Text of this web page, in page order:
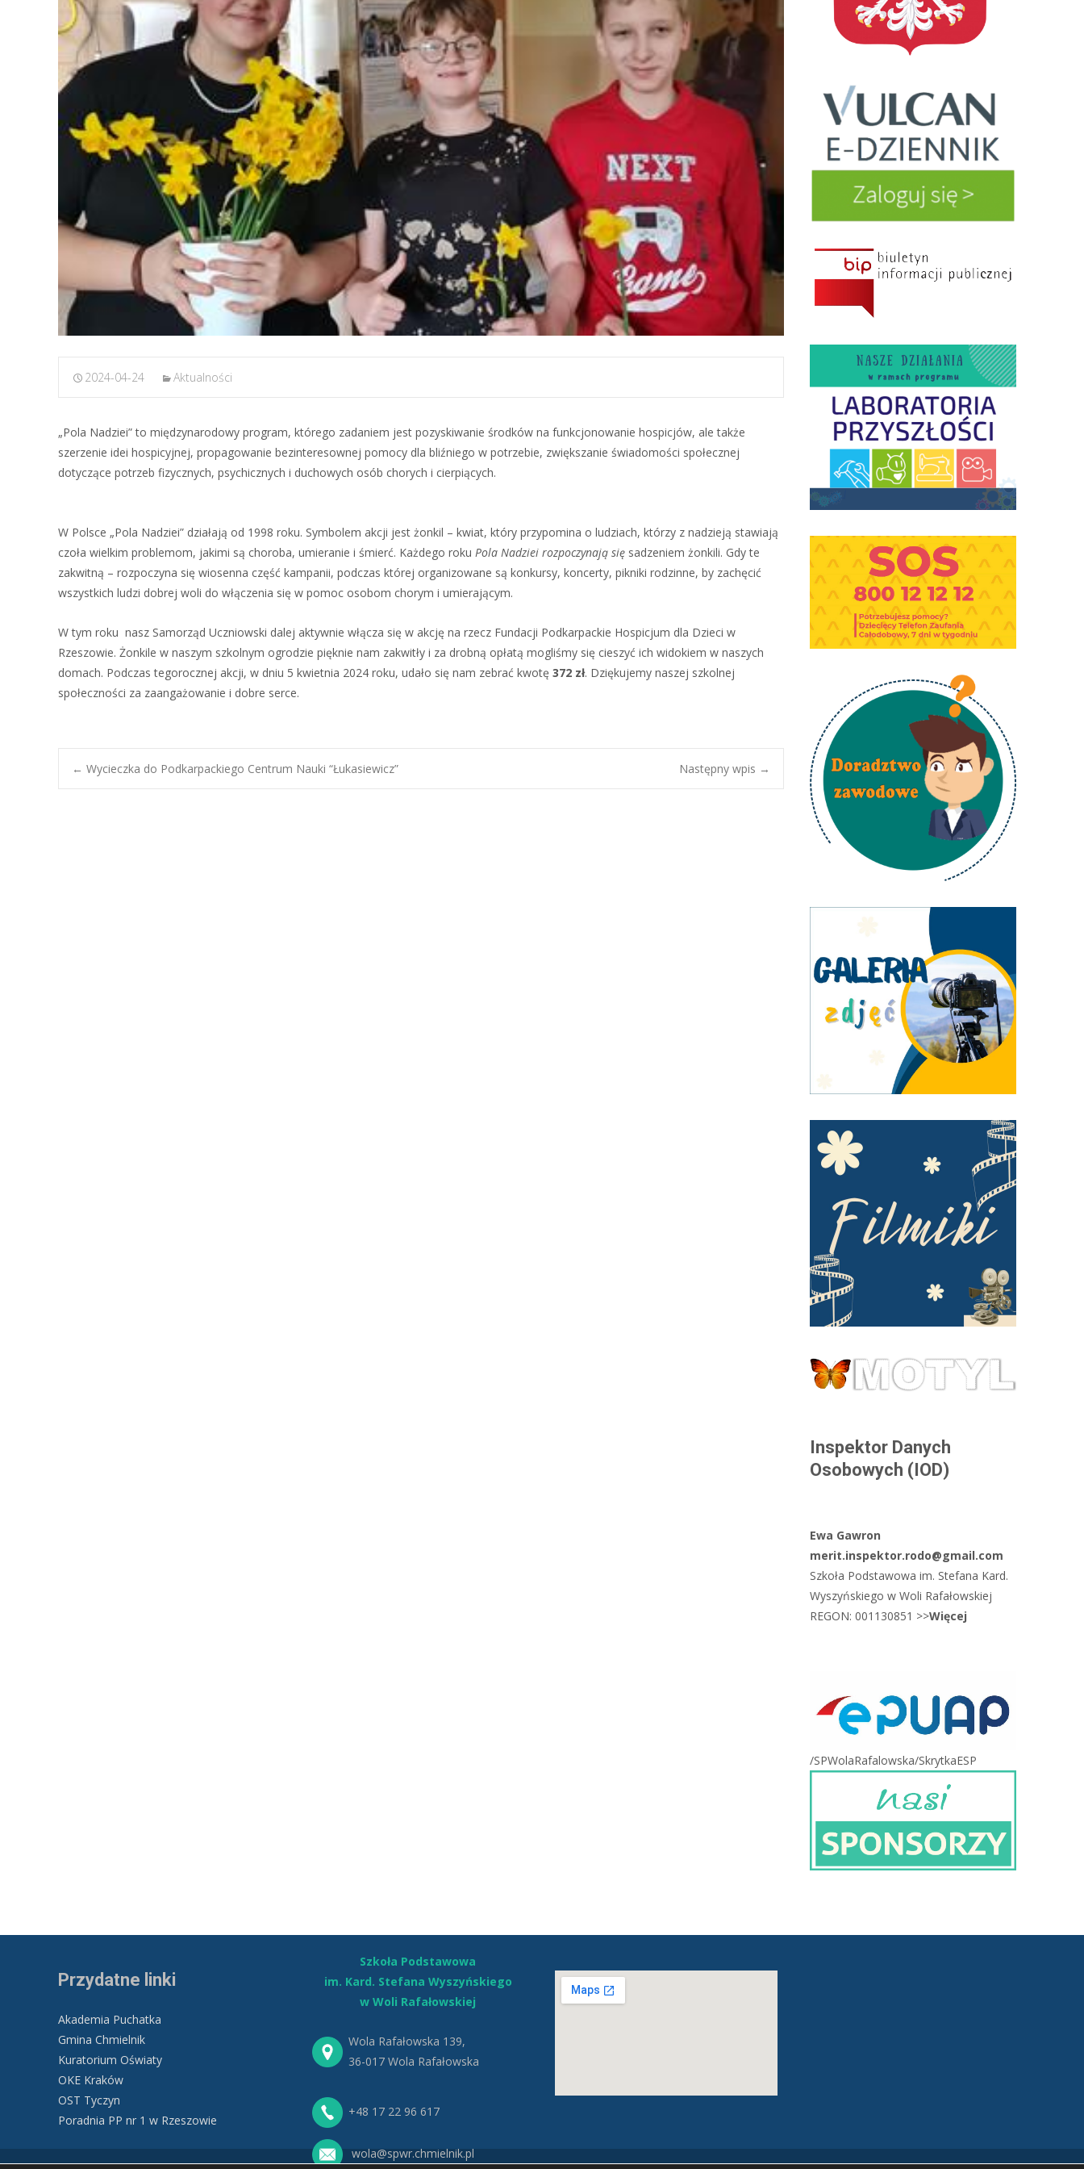
2024-04-24 Aktualności
„Pola Nadziei” to międzynarodowy program, którego zadaniem jest pozyskiwanie środków na funkcjonowanie hospicjów, ale także
szerzenie idei hospicyjnej, propagowanie bezinteresownej pomocy dla bliźniego w potrzebie, zwiększanie świadomości społecznej
dotyczące potrzeb fizycznych, psychicznych i duchowych osób chorych i cierpiących.
W Polsce „Pola Nadziei” działają od 1998 roku. Symbolem akcji jest żonkil – kwiat, który przypomina o ludziach, którzy z nadzieją stawiają
czoła wielkim problemom, jakimi są choroba, umieranie i śmierć. Każdego roku Pola Nadziei rozpoczynają się sadzeniem żonkili. Gdy te
zakwitną – rozpoczyna się wiosenna część kampanii, podczas której organizowane są konkursy, koncerty, pikniki rodzinne, by zachęcić
wszystkich ludzi dobrej woli do włączenia się w pomoc osobom chorym i umierającym.
W tym roku nasz Samorząd Uczniowski dalej aktywnie włącza się w akcję na rzecz Fundacji Podkarpackie Hospicjum dla Dzieci w
Rzeszowie. Żonkile w naszym szkolnym ogrodzie pięknie nam zakwitły i za drobną opłatą mogliśmy się cieszyć ich widokiem w naszych
domach. Podczas tegorocznej akcji, w dniu 5 kwietnia 2024 roku, udało się nam zebrać kwotę 372 zł. Dziękujemy naszej szkolnej
społeczności za zaangażowanie i dobre serce.
Post
← Wycieczka do Podkarpackiego Centrum Nauki “Łukasiewicz” Następny wpis →
Inspektor Danych
Osobowych (IOD)
Ewa Gawron
merit.inspektor.rodo@gmail.com
Szkoła Podstawowa im. Stefana Kard.
Wyszyńskiego w Woli Rafałowskiej
REGON: 001130851 >>Więcej
/SPWolaRafalowska/SkrytkaESP
Przydatne linki
Akademia Puchatka
Gmina Chmielnik
Kuratorium Oświaty
OKE Kraków
OST Tyczyn
Poradnia PP nr 1 w Rzeszowie
Szkoła Podstawowa
im. Kard. Stefana Wyszyńskiego
w Woli Rafałowskiej
Wola Rafałowska 139,
36-017 Wola Rafałowska
+48 17 22 96 617
wola@spwr.chmielnik.pl